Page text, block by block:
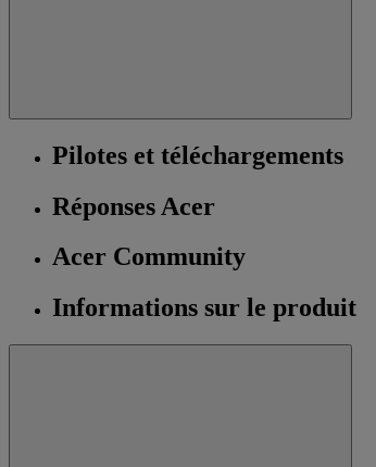
Pilotes et téléchargements
Réponses Acer
Acer Community
Informations sur le produit